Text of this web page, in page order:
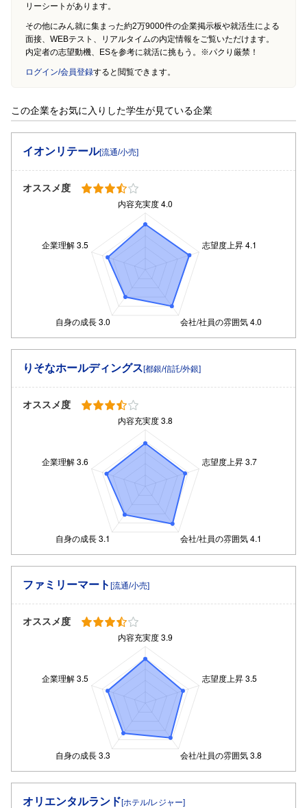
リーシートがあります。
その他にみん就に集まった約2万9000件の企業掲示板や就活生による
面接、WEBテスト、リアルタイムの内定情報をご覧いただけます。
内定者の志望動機、ESを参考に就活に挑もう。※パクり厳禁！
ログイン/会員登録すると閲覧できます。
この企業をお気に入りした学生が見ている企業
イオンリテール[流通/小売]
オススメ度
りそなホールディングス[都銀/信託/外銀]
オススメ度
ファミリーマート [流通/小売]
オススメ度
オリエンタルランド[ホテル/レジャー]